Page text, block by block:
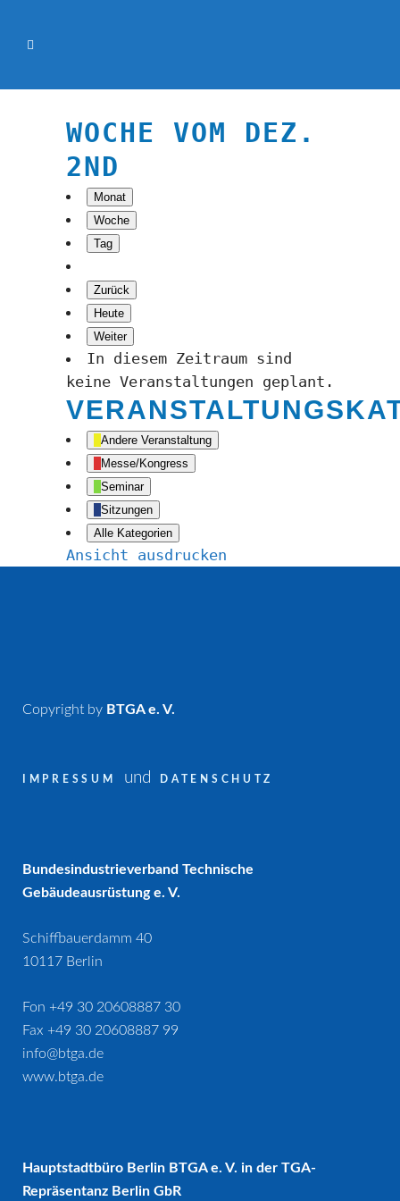
WOCHE VOM DEZ.
2ND
Monat
Woche
Tag
Zurück
Heute
Weiter
In diesem Zeitraum sind
keine Veranstaltungen geplant.
Andere Veranstaltung
Messe/Kongress
Seminar
Sitzungen
Alle Kategorien
Ansicht ausdrucken
Copyright by BTGA e. V.
IMPRESSUM und DATENSCHUTZ
Bundesindustrieverband Technische
Gebäudeausrüstung e. V.
Schiffbauerdamm 40
10117 Berlin
Fon +49 30 20608887 30
Fax +49 30 20608887 99
info@btga.de
www.btga.de
Hauptstadtbüro Berlin BTGA e. V. in der TGA-
Repräsentanz Berlin GbR